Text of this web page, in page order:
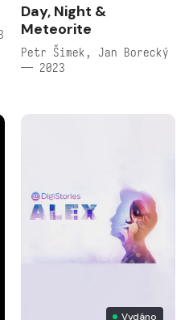
Day, Night &
Meteorite
Petr Šimek, Jan Borecký
— 2023
Vydáno